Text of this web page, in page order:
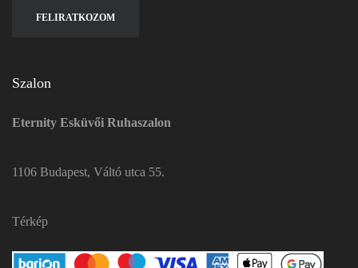
Szalon
Eternity Esküvői Ruhaszalon
1106 Budapest, Váltó utca 55.
Térkép